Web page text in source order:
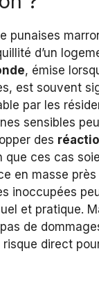
punaises
d’un
, émise
est souvent
par les
sensibles
des
que ces cas
en masse
inoccupées
et pratique.
de
direct